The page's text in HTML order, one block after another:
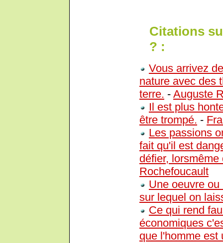
Citations
? :
Vous arrivez
nature avec des
terre. - Auguste
Il est plus
être trompé. -
Les passions
fait qu'il est
défier,
Rochefoucault
Une oeuvre
sur lequel on
Ce qui rend
économiques
que l'homme est